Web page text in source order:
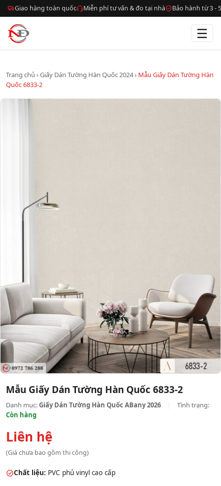
Giao hàng toàn quốc Miễn phí tư vấn & đo tại nhà Bảo hành từ 3 -
☰
Trang chủ ›Giấy Dán Tường Hàn Quốc 2024› Mẫu Giấy Dán Tường Hàn
Quốc 6833-2
Mẫu Giấy Dán Tường Hàn Quốc 6833-2
Danh mục:Giấy Dán Tường Hàn Quốc ABany 2026
Tình trạng:
Còn hàng
Liên hệ
(Giá chưa bao gồm thi công)
Chất liệu: PVC phủ vinyl cao cấp